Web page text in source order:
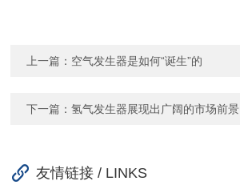
上一篇： 空气发生器是如何“诞生”的
下一篇：氢气发生器展现出广阔的市场前景
友情链接 / LINKS